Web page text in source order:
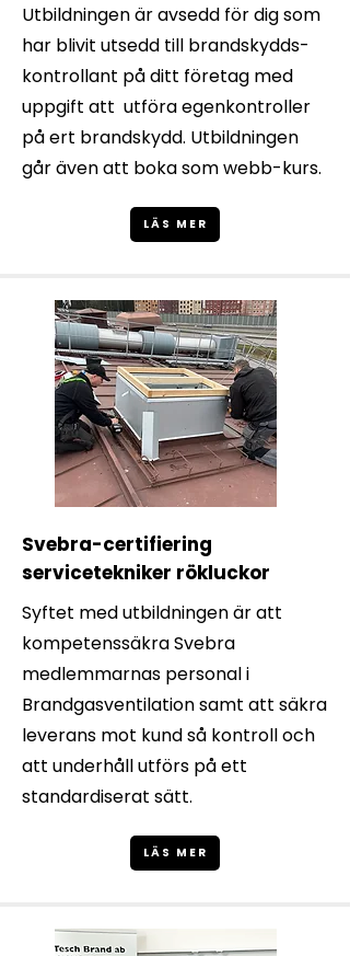
Utbildningen är avsedd för dig som
har blivit utsedd till brandskydds-
kontrollant på ditt företag med
uppgift att utföra egenkontroller
på ert brandskydd. Utbildningen
går även att boka som webb-kurs.
LÄS MER
Svebra-certifiering
servicetekniker rökluckor
Syftet med utbildningen är att
kompetenssäkra Svebra
medlemmarnas personal i
Brandgasventilation samt att säkra
leverans mot kund så kontroll och
att underhåll utförs på ett
standardiserat sätt.
LÄS MER